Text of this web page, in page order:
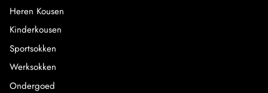
Heren Kousen
Kinderkousen
Sportsokken
Werksokken
Ondergoed